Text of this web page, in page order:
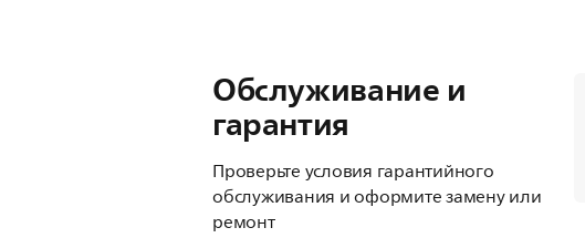
Обслуживание и
гарантия
Проверьте условия гарантийного
обслуживания и оформите замену или
ремонт